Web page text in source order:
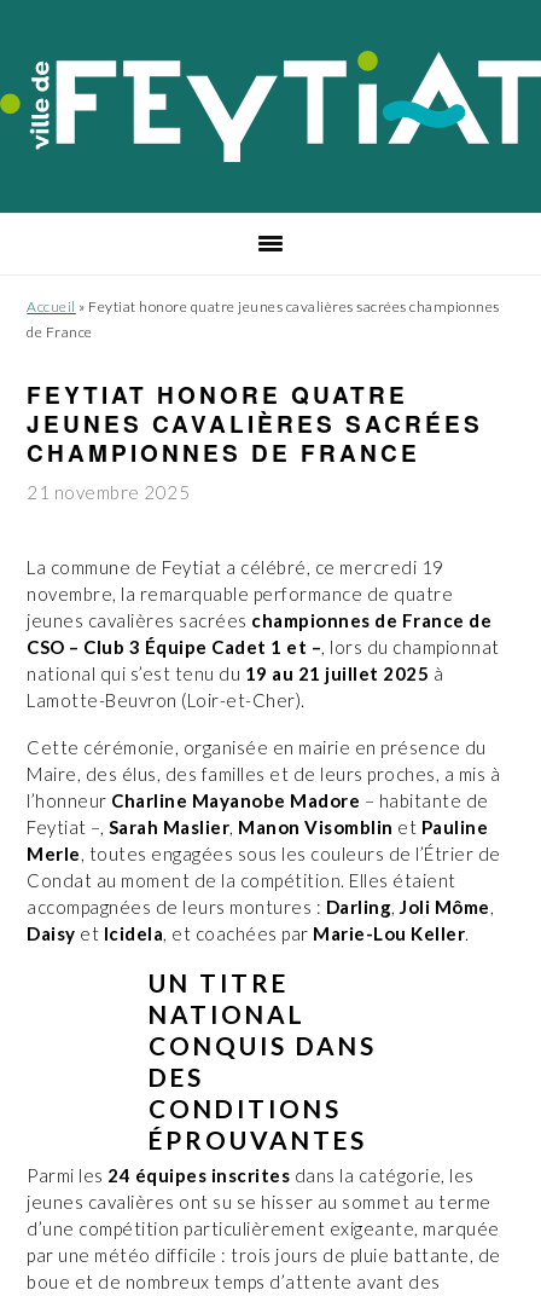
navigation
principale
contenu
principal
pied
de
page
Accueil » Feytiat honore quatre jeunes cavalières sacrées championnes
de France
FEYTIAT HONORE QUATRE
JEUNES CAVALIÈRES SACRÉES
CHAMPIONNES DE FRANCE
21 novembre 2025
La commune de Feytiat a célébré, ce mercredi 19
novembre, la remarquable performance de quatre
jeunes cavalières sacrées championnes de France de
CSO – Club 3 Équipe Cadet 1 et –, lors du championnat
national qui s’est tenu du 19 au 21 juillet 2025 à
Lamotte-Beuvron (Loir-et-Cher).
Cette cérémonie, organisée en mairie en présence du
Maire, des élus, des familles et de leurs proches, a mis à
l’honneur Charline Mayanobe Madore – habitante de
Feytiat –, Sarah Maslier, Manon Visomblin et Pauline
Merle, toutes engagées sous les couleurs de l’Étrier de
Condat au moment de la compétition. Elles étaient
accompagnées de leurs montures : Darling,Joli Môme,
Daisy et Icidela, et coachées par Marie-Lou Keller.
UN TITRE
NATIONAL
CONQUIS DANS
DES
CONDITIONS
ÉPROUVANTES
Parmi les 24 équipes inscrites dans la catégorie, les
jeunes cavalières ont su se hisser au sommet au terme
d’une compétition particulièrement exigeante, marquée
par une météo difficile : trois jours de pluie battante, de
boue et de nombreux temps d’attente avant des